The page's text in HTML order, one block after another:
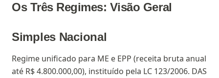
Os Três Regimes: Visão Geral
Simples Nacional
Regime unificado para ME e EPP (receita bruta anual
até R$ 4.800.000,00), instituído pela LC 123/2006. DAS